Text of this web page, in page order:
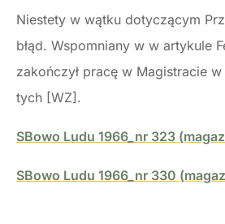
Niestety w wątku dotyczącym
błąd. Wspomniany w w artykule
zakończył pracę w Magistracie
tych [WZ].
SBowo Ludu 1966_nr 323
SBowo Ludu 1966_nr 330